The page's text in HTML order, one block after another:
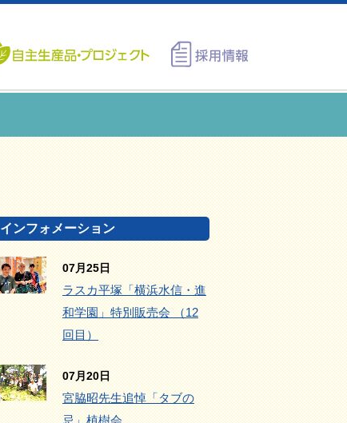
インフォメーション
07月25日
ラスカ平塚「横浜水信・進
和学園」特別販売会 （12
回目）
07月20日
宮脇昭先生追悼「タブの
忌」植樹会